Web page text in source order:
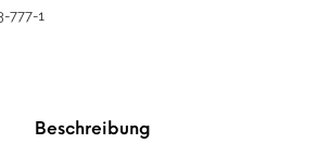
777-1
Beschreibung